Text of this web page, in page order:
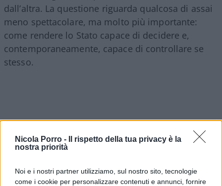
Nicola Porro -
Il rispetto della tua privacy è la
nostra priorità
Noi e i nostri partner utilizziamo, sul nostro sito, tecnologie
come i cookie per personalizzare contenuti e annunci, fornire
dall’altra. La questione riguarda qualcosa di assai
meno spettacolare, ma molto più importante:
come rendere lo Stato capace di decidere e,
contemporaneamente, capace di controllare se
stesso.